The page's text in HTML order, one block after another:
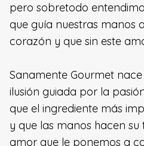
pero sobretodo
que guía nuestras manos
corazón y que sin este
Sanamente Gourmet
ilusión guiada por la
que el ingrediente más
y que las manos hacen
amor que le ponemos a